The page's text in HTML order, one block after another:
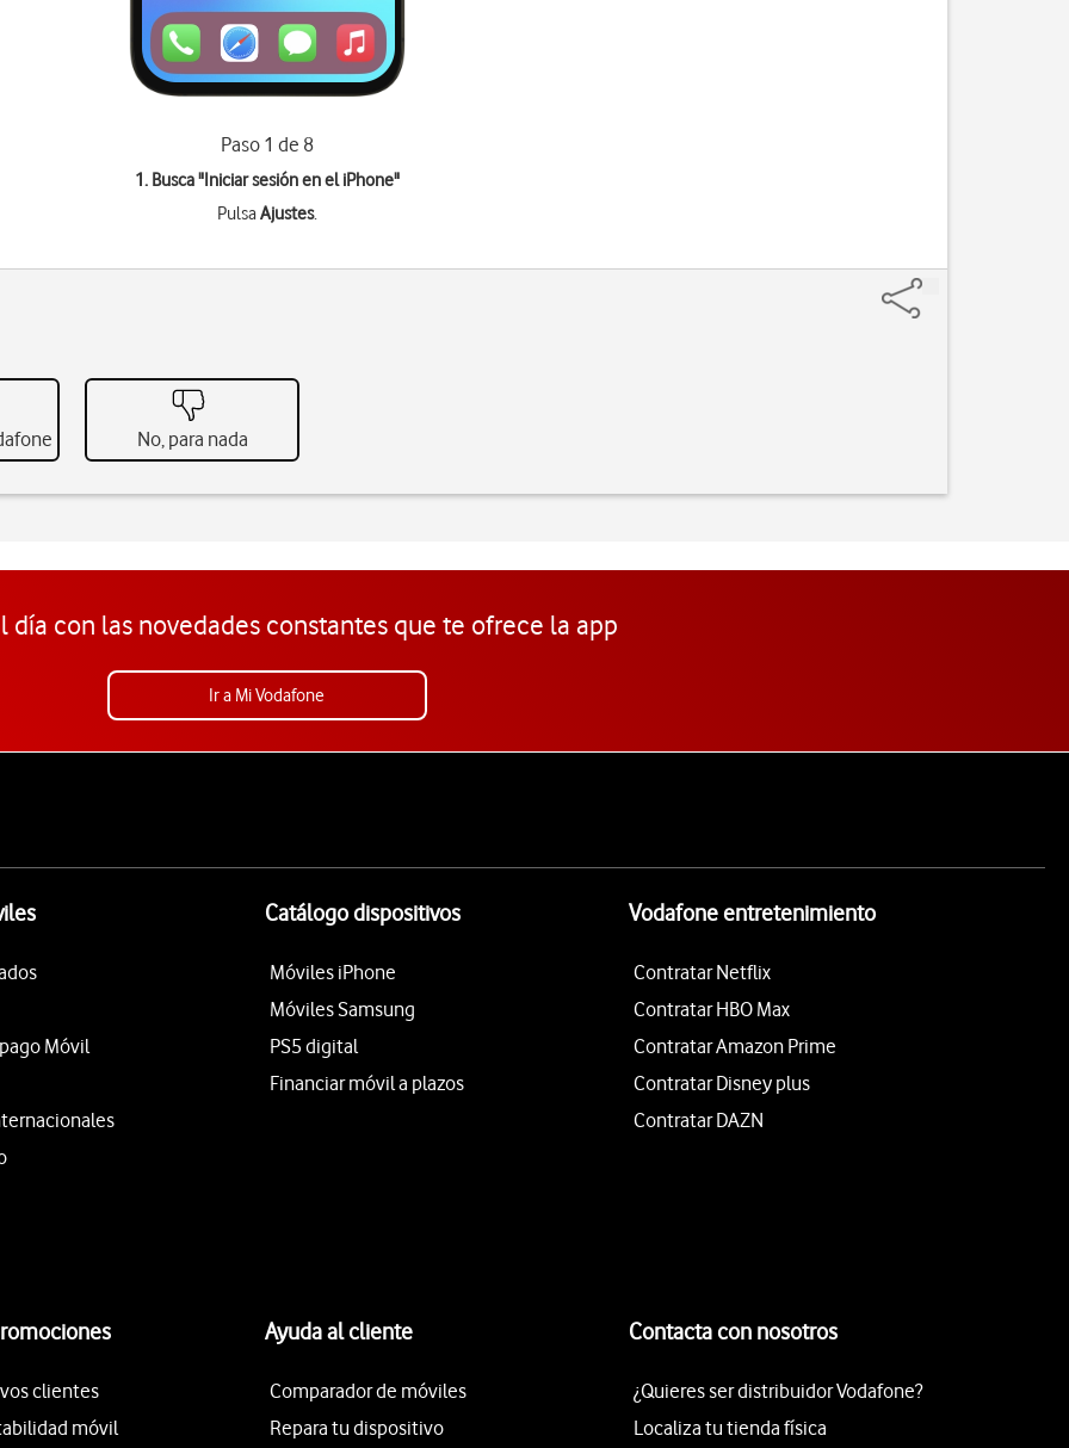
Paso 1 de 8
1. Busca "Iniciar sesión en el iPhone"
PulsaAjustes.
No, para nada
día con las novedades constantes que te ofrece la app
Ir a Mi Vodafone
Móvil
Catálogo dispositivos
Móviles iPhone
Móviles Samsung
PS5 digital
Financiar móvil a plazos
Vodafone entretenimiento
Contratar Netflix
Contratar HBO Max
Contratar Amazon Prime
Contratar Disney plus
Contratar DAZN
clientes
móvil
Ayuda al cliente
Comparador de móviles
Repara tu dispositivo
Contacta con nosotros
¿Quieres ser distribuidor Vodafone?
Localiza tu tienda física